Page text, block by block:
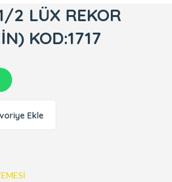
2 LÜX REKOR
KOD:1717
Ekle